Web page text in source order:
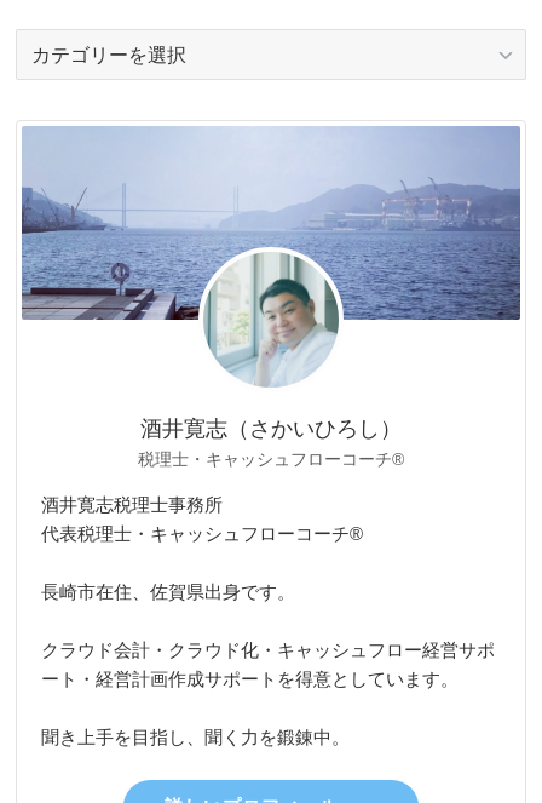
リ
酒井寛志（さかいひろし）
税理士・キャッシュフローコーチ®
酒井寛志税理士事務所
代表税理士・キャッシュフローコーチ®
長崎市在住、佐賀県出身です。
クラウド会計・クラウド化・キャッシュフロー経営サポ
ート・経営計画作成サポートを得意としています。
聞き上手を目指し、聞く力を鍛錬中。